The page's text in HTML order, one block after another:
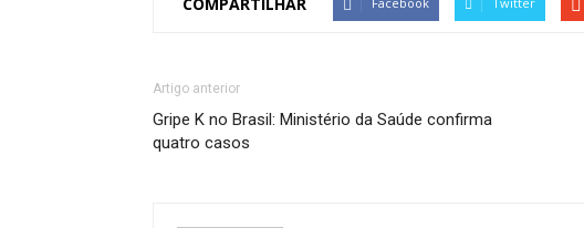
Artigo anterior
Gripe K no Brasil: Ministério da Saúde confirma
quatro casos